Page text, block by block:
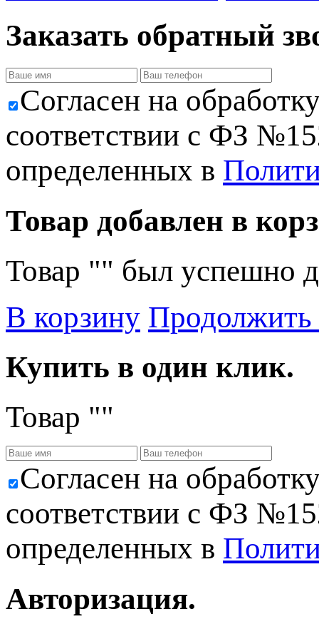
Заказать обратный
Cогласен на
соответствии с ФЗ
определенных в
Товар добавлен в
Товар "" был успешно
В корзину Продолжить
Купить в один клик.
Товар ""
Cогласен на
соответствии с ФЗ
определенных в
Авторизация.